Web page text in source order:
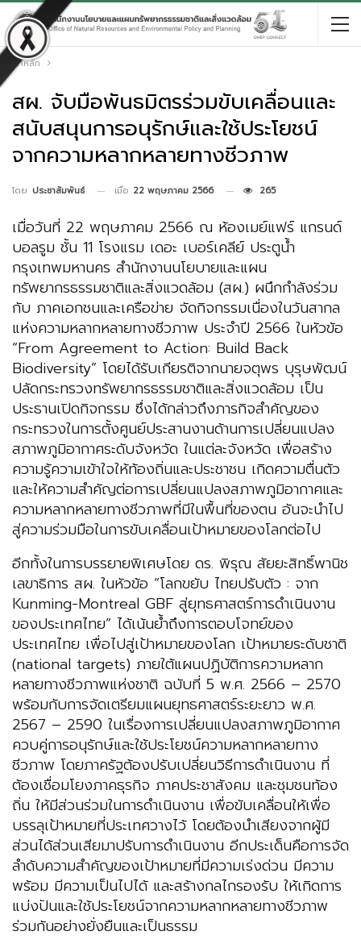
หน้าหลัก
สผ. จับมือพันธมิตรร่วมขับเคลื่อนและ
สนับสนุนการอนุรักษ์และใช้ประโยชน์
จากความหลากหลายทางชีวภาพ
โดย ประชาสัมพันธ์ เมื่อ 22 พฤษภาคม 2566 265
เมื่อวันที่ 22 พฤษภาคม 2566 ณ ห้องเมย์แฟร์ แกรนด์
บอลรูม ชั้น 11 โรงแรม เดอะ เบอร์เคลีย์ ประตูน้ำ
กรุงเทพมหานคร สำนักงานนโยบายและแผน
ทรัพยากรธรรมชาติและสิ่งแวดล้อม (สผ.) ผนึกกำลังร่วม
กับ ภาคเอกชนและเครือข่าย จัดกิจกรรมเนื่องในวันสากล
แห่งความหลากหลายทางชีวภาพ ประจำปี 2566 ในหัวข้อ
“From Agreement to Action: Build Back
Biodiversity” โดยได้รับเกียรติจากนายจตุพร บุรุษพัฒน์
ปลัดกระทรวงทรัพยากรธรรมชาติและสิ่งแวดล้อม เป็น
ประธานเปิดกิจกรรม ซึ่งได้กล่าวถึงภารกิจสำคัญของ
กระทรวงในการตั้งศูนย์ประสานงานด้านการเปลี่ยนแปลง
สภาพภูมิอากาศระดับจังหวัด ในแต่ละจังหวัด เพื่อสร้าง
ความรู้ความเข้าใจให้ท้องถิ่นและประชาชน เกิดความตื่นตัว
และให้ความสำคัญต่อการเปลี่ยนแปลงสภาพภูมิอากาศและ
ความหลากหลายทางชีวภาพที่มีในพื้นที่ของตน อันจะนำไป
สู่ความร่วมมือในการขับเคลื่อนเป้าหมายของโลกต่อไป
อีกทั้งในการบรรยายพิเศษโดย ดร. พิรุณ สัยยะสิทธิ์พานิช
เลขาธิการ สผ. ในหัวข้อ “โลกขยับ ไทยปรับตัว : จาก
Kunming-Montreal GBF สู่ยุทธศาสตร์การดําเนินงาน
ของประเทศไทย” ได้เน้นย้ำถึงการตอบโจทย์ของ
ประเทศไทย เพื่อไปสู่เป้าหมายของโลก เป้าหมายระดับชาติ
(national targets) ภายใต้แผนปฏิบัติการความหลาก
หลายทางชีวภาพแห่งชาติ ฉบับที่ 5 พ.ศ. 2566 – 2570
พร้อมกับการจัดเตรียมแผนยุทธศาสตร์ระยะยาว พ.ศ.
2567 – 2590 ในเรื่องการเปลี่ยนแปลงสภาพภูมิอากาศ
ควบคู่การอนุรักษ์และใช้ประโยชน์ความหลากหลายทาง
ชีวภาพ โดยภาครัฐต้องปรับเปลี่ยนวิธีการดำเนินงาน ที่
ต้องเชื่อมโยงภาคธุรกิจ ภาคประชาสังคม และชุมชนท้อง
ถิ่น ให้มีส่วนร่วมในการดำเนินงาน เพื่อขับเคลื่อนให้เพื่อ
บรรลุเป้าหมายที่ประเทศวางไว้ โดยต้องนำเสียงจากผู้มี
ส่วนได้ส่วนเสียมาปรับการดำเนินงาน อีกประเด็นคือการจัด
ลำดับความสำคัญของเป้าหมายที่มีความเร่งด่วน มีความ
พร้อม มีความเป็นไปได้ และสร้างกลไกรองรับ ให้เกิดการ
แบ่งปันและใช้ประโยชน์จากความหลากหลายทางชีวภาพ
ร่วมกันอย่างยั่งยืนและเป็นธรรม